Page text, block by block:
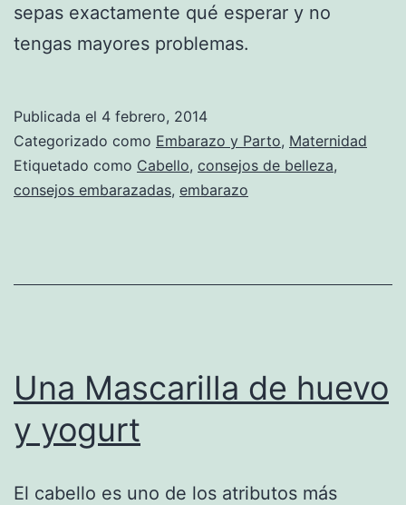
sepas exactamente qué esperar y no
tengas mayores problemas.
Publicada el 4 febrero, 2014
Categorizado como Embarazo y Parto, Maternidad
Etiquetado como Cabello, consejos de belleza,
consejos embarazadas, embarazo
Una Mascarilla de huevo
y yogurt
El cabello es uno de los atributos más